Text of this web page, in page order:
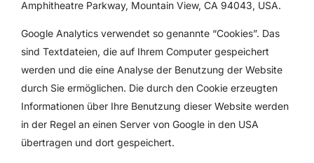
Amphitheatre Parkway, Mountain View, CA 94043, USA.
Google Analytics verwendet so genannte “Cookies”. Das
sind Textdateien, die auf Ihrem Computer gespeichert
werden und die eine Analyse der Benutzung der Website
durch Sie ermöglichen. Die durch den Cookie erzeugten
Informationen über Ihre Benutzung dieser Website werden
in der Regel an einen Server von Google in den USA
übertragen und dort gespeichert.